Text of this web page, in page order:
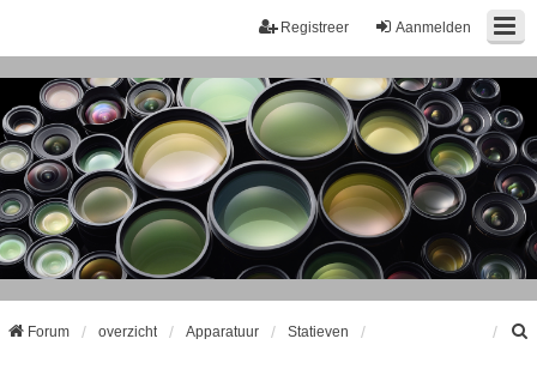
Aanmelden
Registreer
Forum overzicht Apparatuur Statieven